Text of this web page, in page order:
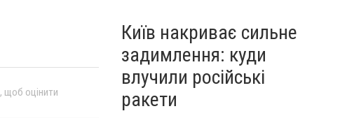
, щоб оцінити
Київ накриває сильне
задимлення: куди
влучили російські
ракети